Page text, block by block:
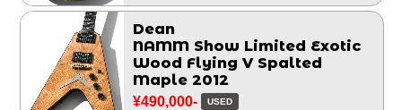
Dean
NAMM Show Limited Exotic
Wood Flying V Spalted
Maple 2012
¥490,000- USED